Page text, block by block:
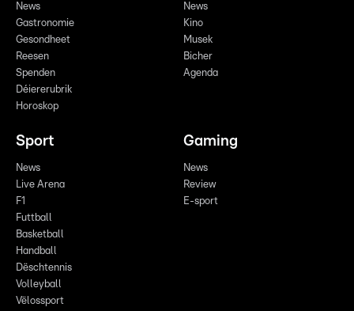
News
Gastronomie
Gesondheet
Reesen
Spenden
Déiererubrik
Horoskop
News
Kino
Musek
Bicher
Agenda
Sport
News
Live Arena
F1
Futtball
Basketball
Handball
Dëschtennis
Volleyball
Vëlossport
Gaming
News
Review
E-sport